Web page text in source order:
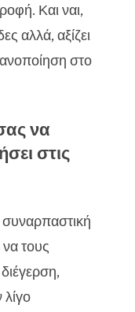
Και ναι,
αλλά, αξίζει
στο
να
στις
συναρπαστική
τους